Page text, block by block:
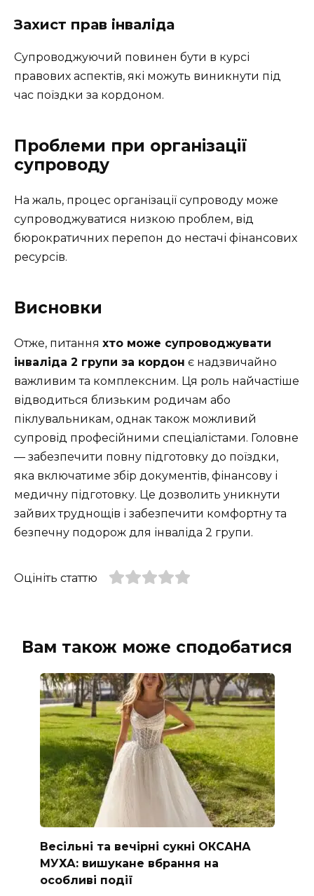
Захист прав інваліда
Супроводжуючий повинен бути в курсі
правових аспектів, які можуть виникнути під
час поїздки за кордоном.
Проблеми при організації
супроводу
На жаль, процес організації супроводу може
супроводжуватися низкою проблем, від
бюрократичних перепон до нестачі фінансових
ресурсів.
Висновки
Отже, питання хто може супроводжувати
інваліда 2 групи за кордон є надзвичайно
важливим та комплексним. Ця роль найчастіше
відводиться близьким родичам або
піклувальникам, однак також можливий
супровід професійними спеціалістами. Головне
— забезпечити повну підготовку до поїздки,
яка включатиме збір документів, фінансову і
медичну підготовку. Це дозволить уникнути
зайвих труднощів і забезпечити комфортну та
безпечну подорож для інваліда 2 групи.
Оцініть статтю
Вам також може сподобатися
Весільні та вечірні сукні ОКСАНА
МУХА: вишукане вбрання на
особливі події